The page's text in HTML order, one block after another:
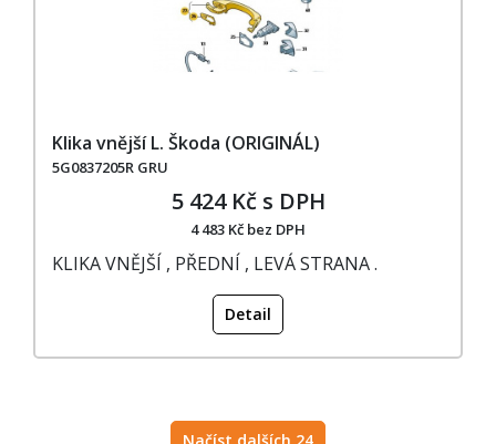
Klika vnější L. Škoda (ORIGINÁL)
5G0837205R GRU
5 424 Kč s DPH
4 483 Kč bez DPH
KLIKA VNĚJŠÍ , PŘEDNÍ , LEVÁ STRANA .
Detail